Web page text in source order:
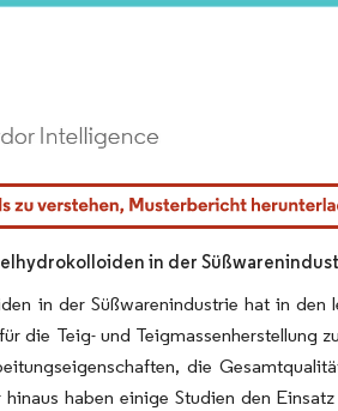
Namensnennung gemäß CC BY 4.0.
in der
in der Süßwarenindustrie hat in den
die Teig- und Teigmassenherstellung
die
haben einige Studien den